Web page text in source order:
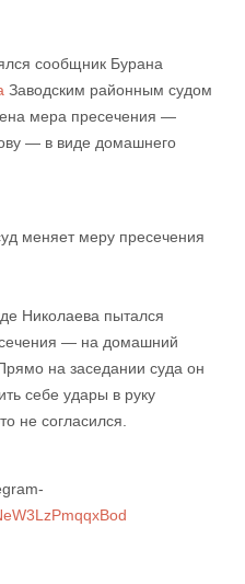
сообщник Бурана
Заводским районным судом
мера пресечения —
— в виде домашнего
меняет меру пресечения
Николаева пытался
— на домашний
на заседании суда он
себе удары в руку
не согласился.